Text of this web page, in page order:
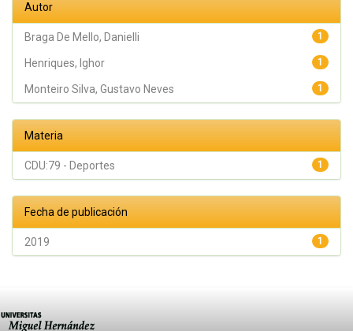
Autor
1
Braga De Mello, Danielli
1
Henriques, Ighor
1
Monteiro Silva, Gustavo Neves
Materia
1
CDU:79 - Deportes
Fecha de publicación
1
2019